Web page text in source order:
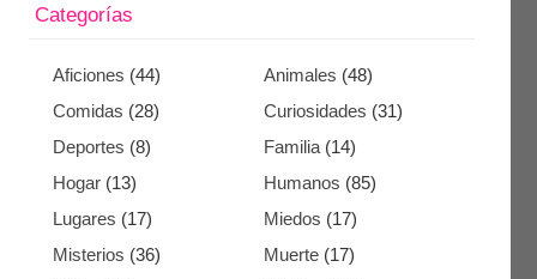
Categorías
Aficiones (44) Animales (48)
Comidas (28) Curiosidades (31)
Deportes (8) Familia (14)
Hogar (13) Humanos (85)
Lugares (17) Miedos (17)
Misterios (36) Muerte (17)